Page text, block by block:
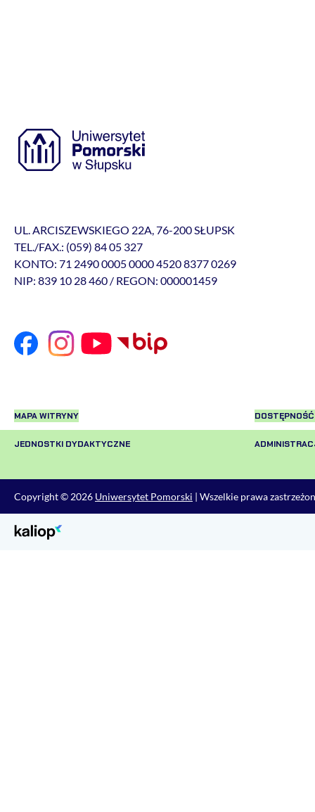
UL. ARCISZEWSKIEGO 22A, 76-200 SŁUPSK
TEL./FAX.: (059) 84 05 327
KONTO: 71 2490 0005 0000 4520 8377 0269
NIP: 839 10 28 460 / REGON: 000001459
MAPA WITRYNY
JEDNOSTKI DYDAKTYCZNE
Copyright © 2026 Uniwersytet Pomorski | Wszelkie prawa